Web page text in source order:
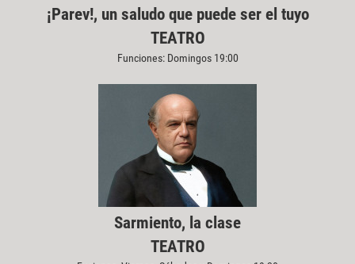
¡Parev!, un saludo que puede ser el tuyo
TEATRO
Funciones: Domingos 19:00
Sarmiento, la clase
TEATRO